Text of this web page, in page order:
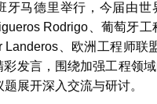
马德里举行，今届由世
Rodrigo、葡萄牙
、欧洲工程师联
发言，围绕加强工程领
展开深入交流与研讨。